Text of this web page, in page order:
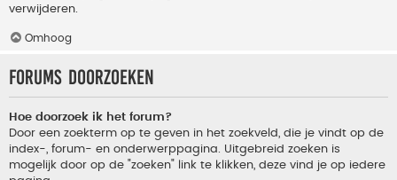
verwijderen.
Omhoog
Forums doorzoeken
Hoe doorzoek ik het forum?
Door een zoekterm op te geven in het zoekveld, die je vindt op de
index-, forum- en onderwerppagina. Uitgebreid zoeken is
mogelijk door op de "zoeken" link te klikken, deze vind je op iedere